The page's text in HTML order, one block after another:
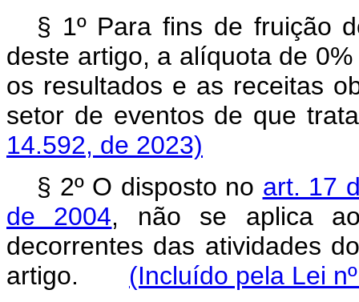
§ 1º Para fins de fruição
deste artigo, a alíquota de
os resultados e as receitas
setor de eventos de que
14.592, de 2023)
§ 2º O disposto no art. 17
de 2004, não se aplica
decorrentes das atividades
artigo. (Incluído pela Lei